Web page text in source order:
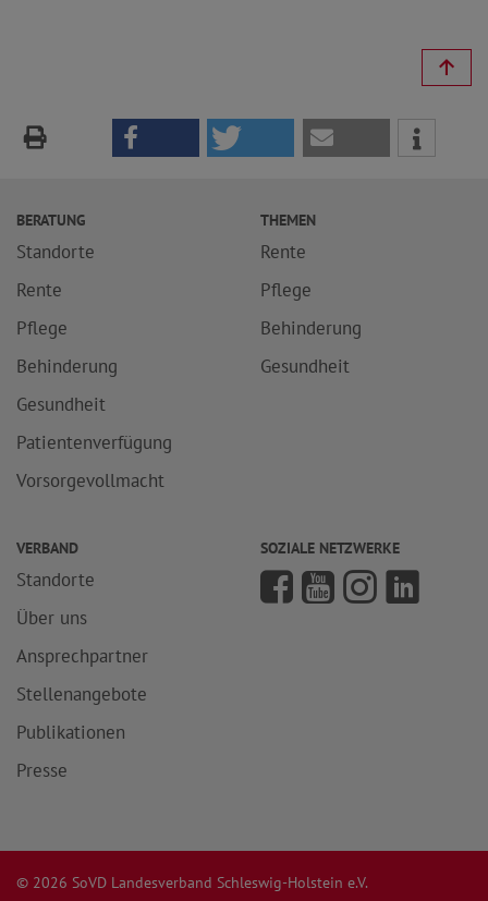
BERATUNG
Standorte
Rente
Pflege
Behinderung
Gesundheit
Patientenverfügung
Vorsorgevollmacht
THEMEN
Rente
Pflege
Behinderung
Gesundheit
VERBAND
Standorte
Über uns
Ansprechpartner
Stellenangebote
Publikationen
Presse
SOZIALE NETZWERKE
© 2026 SoVD Landesverband Schleswig-Holstein e.V.